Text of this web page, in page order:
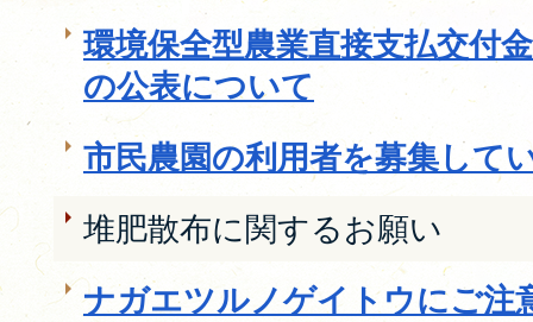
環境保全型農業直接支払交付
の公表について
市民農園の利用者を募集して
堆肥散布に関するお願い
ナガエツルノゲイトウにご注